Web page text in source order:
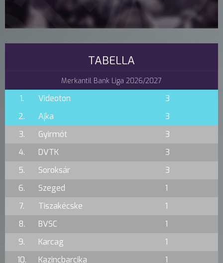
TABELLA
Merkantil Bank Liga 2026/2027
1. Videoton
3
2.
Ajka
3
3.
Gyirmót
3
4.
DVTK
3
5.
Soroksár
3
6.
Szeged
1
7.
Tiszakécske
1
8.
BVSC
1
9.
Karcag
1
10.
Kazincbarcika 1